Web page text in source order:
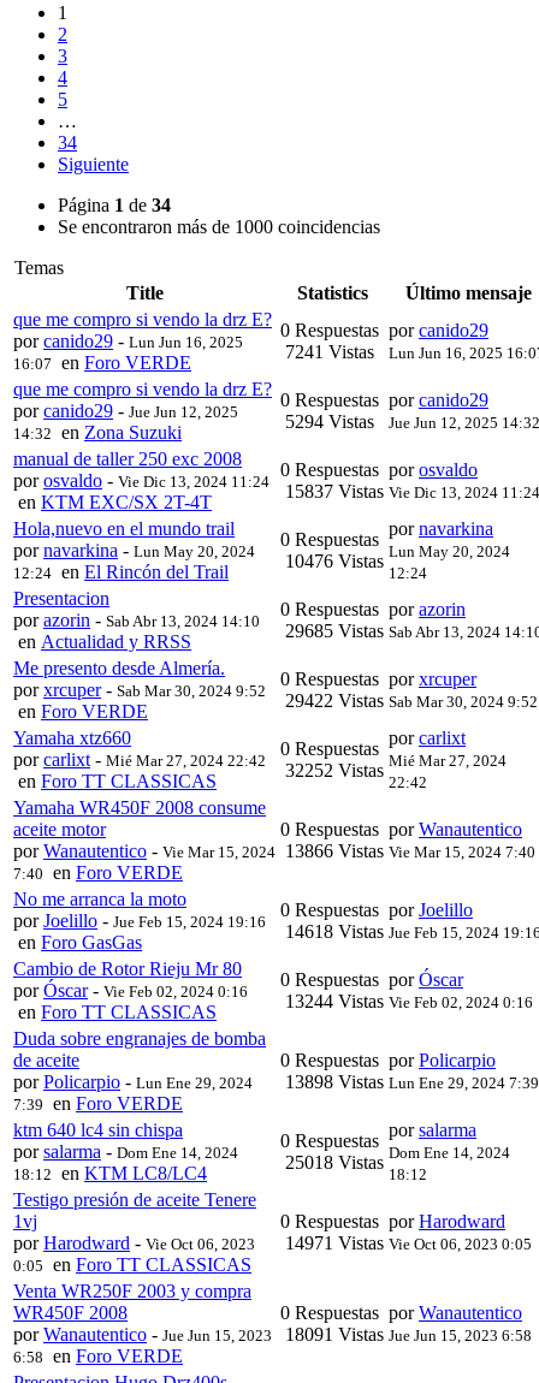
1
2
3
4
5
…
34
Siguiente
Página 1 de 34
Se encontraron más de 1000 coincidencias
Temas
Title
Statistics
Último mensaje
que me compro si vendo la drz E?
porcanido29 - Lun Jun 16, 2025
16:07 en Foro VERDE
0 Respuestas
7241 Vistas
porcanido29
Lun Jun 16, 2025
que me compro si vendo la drz E?
porcanido29 - Jue Jun 12, 2025
14:32 en Zona Suzuki
0 Respuestas
5294 Vistas
porcanido29
Jue Jun 12, 2025 14:32
manual de taller 250 exc 2008
porosvaldo - Vie Dic 13, 2024 11:24
en KTM EXC/SX 2T-4T
0 Respuestas
15837 Vistas
porosvaldo
Vie Dic 13, 2024 11:24
Hola,nuevo en el mundo trail
pornavarkina - Lun May 20, 2024
12:24 en El Rincón del Trail
0 Respuestas
10476 Vistas
pornavarkina
Lun May 20, 2024
12:24
Presentacion
porazorin - Sab Abr 13, 2024 14:10
en Actualidad y RRSS
0 Respuestas
29685 Vistas
porazorin
Sab Abr 13, 2024
Me presento desde Almería.
porxrcuper- Sab Mar 30, 2024 9:52
en Foro VERDE
0 Respuestas
29422 Vistas
porxrcuper
Sab Mar 30, 2024 9:52
Yamaha xtz660
porcarlixt - Mié Mar 27, 2024 22:42
en Foro TT CLASSICAS
0 Respuestas
32252 Vistas
porcarlixt
Mié Mar 27, 2024
22:42
Yamaha WR450F 2008 consume
aceite motor
porWanautentico - Vie Mar 15, 2024
7:40 en Foro VERDE
0 Respuestas
13866 Vistas
porWanautentico
Vie Mar 15, 2024 7:40
No me arranca la moto
porJoelillo - Jue Feb 15, 2024 19:16
en Foro GasGas
0 Respuestas
14618 Vistas
porJoelillo
Jue Feb 15, 2024
Cambio de Rotor Rieju Mr 80
porÓscar- Vie Feb 02, 2024 0:16
en Foro TT CLASSICAS
0 Respuestas
13244 Vistas
porÓscar
Vie Feb 02, 2024 0:16
Duda sobre engranajes de bomba
de aceite
porPolicarpio - Lun Ene 29, 2024
7:39 en Foro VERDE
0 Respuestas
13898 Vistas
porPolicarpio
Lun Ene 29, 2024 7:39
ktm 640 lc4 sin chispa
porsalarma - Dom Ene 14, 2024
18:12 en KTM LC8/LC4
0 Respuestas
25018 Vistas
porsalarma
Dom Ene 14, 2024
18:12
Testigo presión de aceite Tenere
1vj
porHarodward - Vie Oct 06, 2023
0:05 en Foro TT CLASSICAS
0 Respuestas
14971 Vistas
porHarodward
Vie Oct 06, 2023 0:05
Venta WR250F 2003 y compra
WR450F 2008
porWanautentico - Jue Jun 15, 2023
6:58 en Foro VERDE
0 Respuestas
18091 Vistas
porWanautentico
Jue Jun 15, 2023 6:58